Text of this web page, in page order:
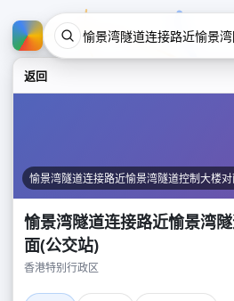
返回
愉景湾隧道连接路近愉景湾隧道控制大楼
愉景湾隧道连接路近愉景湾
面(公交站)
香港特别行政区